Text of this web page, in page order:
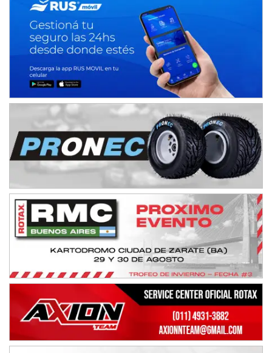
IAME SERIES ARGENTINA 6
Ramiro Tot (Asfalto)
Baradero (Buenos Aires)
KDO - F6
Ciudad de Trenque Lauquen (Asfalto)
Trenque Lauquen (Buenos Aires)
ENTRERRIANO - F6 (POSTERGADA)
Parque de la Velocidad (Asfalto)
Villaguay (Entre Ríos)
VICTORIENSE - F7
El Cerro (Tierra)
Victoria (Entre Ríos)
PATAGONICO - F6
Moto Club Reginense (Tierra)
Gral. E. Godoy (Río Negro)
CSK - F7
Juventud Unida (Tierra)
NORESTE SANTAFESINO - F6
Avellaneda (Santa Fe)
SUR SANTAFESINO - F4
José Samuel Sánchez (Tierra)